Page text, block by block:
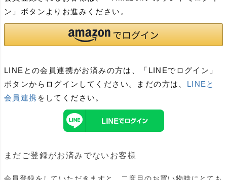
ン」ボタンよりお進みください。
LINEとの会員連携がお済みの方は、「LINEでログイン」
ボタンからログインしてください。まだの方は、 LINEと
会員連携 をしてください。
まだご登録がお済みでないお客様
会員登録をしていただきますと、二度目のお買い物時にとても